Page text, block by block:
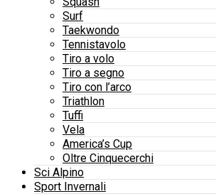
Surf
Taekwondo
Tennistavolo
Tiro a volo
Tiro a segno
Tiro con l’arco
Triathlon
Tuffi
Vela
America’s Cup
Oltre Cinquecerchi
Sci Alpino
Sport Invernali